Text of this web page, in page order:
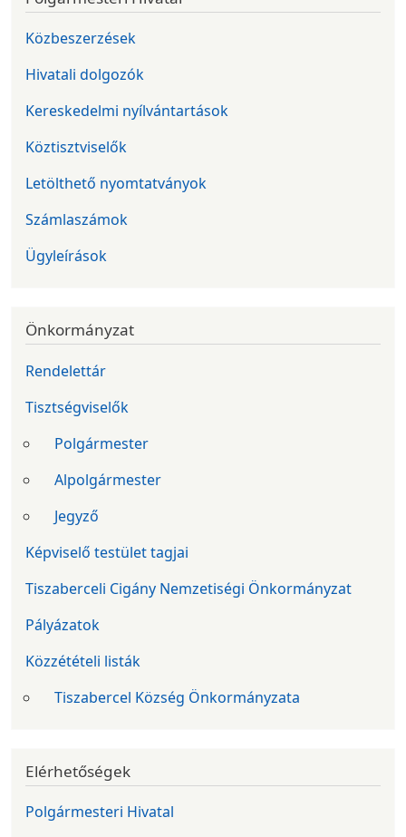
Közbeszerzések
Hivatali dolgozók
Kereskedelmi nyílvántartások
Köztisztviselők
Letölthető nyomtatványok
Számlaszámok
Ügyleírások
Önkormányzat
Rendelettár
Tisztségviselők
Polgármester
Alpolgármester
Jegyző
Képviselő testület tagjai
Tiszaberceli Cigány Nemzetiségi Önkormányzat
Pályázatok
Közzétételi listák
Tiszabercel Község Önkormányzata
Elérhetőségek
Polgármesteri Hivatal